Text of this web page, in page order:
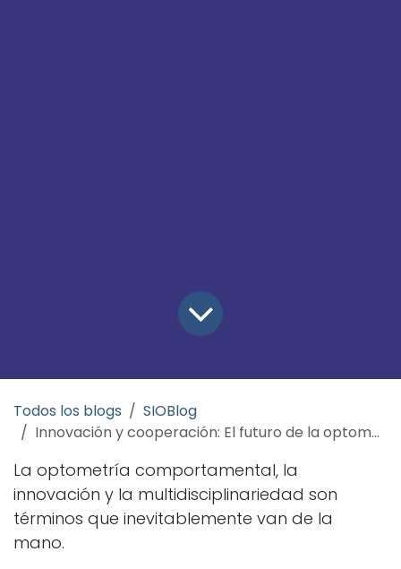
Todos los blogs
SIOBlog
Innovación y cooperación: El futuro de la optometría comportamental
La optometría comportamental, la
innovación y la multidisciplinariedad son
términos que inevitablemente van de la
mano.